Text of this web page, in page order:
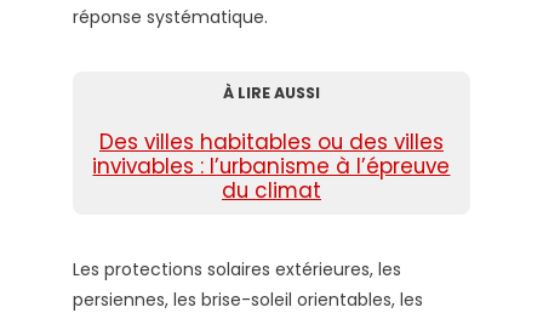
réponse systématique.
À LIRE AUSSI
Des villes habitables ou des villes
invivables : l’urbanisme à l’épreuve
du climat
Les protections solaires extérieures, les
persiennes, les brise-soleil orientables, les